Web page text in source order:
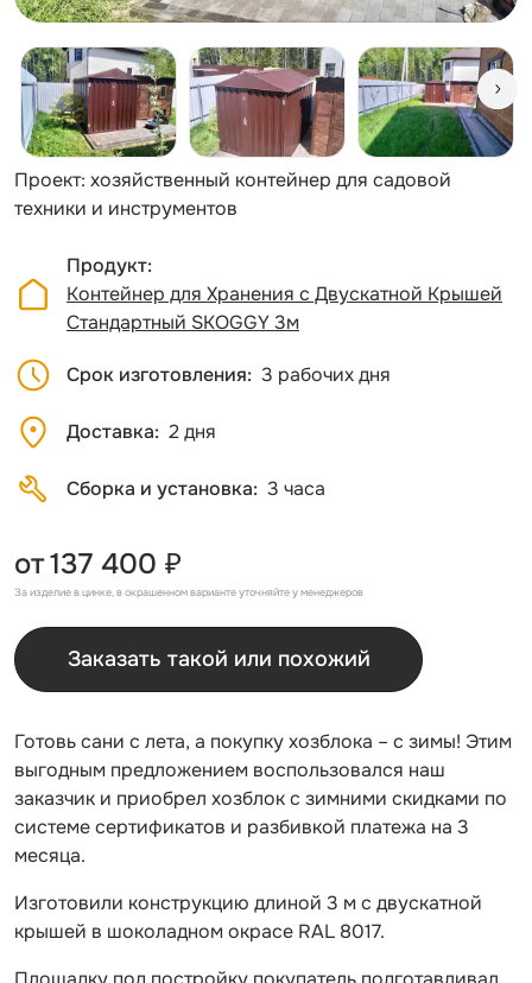
Проект: хозяйственный контейнер для садовой
техники и инструментов
Продукт
Контейнер для Хранения с Двускатной Крышей
Стандартный SKOGGY 3м
Срок изготовления 3 рабочих дня
Доставка 2 дня
Сборка и установка 3 часа
от137 400 ₽
За изделие в цинке, в окрашенном варианте уточняйте у менеджеров
Заказать такой или похожий
Готовь сани с лета, а покупку хозблока – с зимы! Этим
выгодным предложением воспользовался наш
заказчик и приобрел хозблок с зимними скидками по
системе сертификатов и разбивкой платежа на 3
месяца.
Изготовили конструкцию длиной 3 м с двускатной
крышей в шоколадном окрасе RAL 8017.